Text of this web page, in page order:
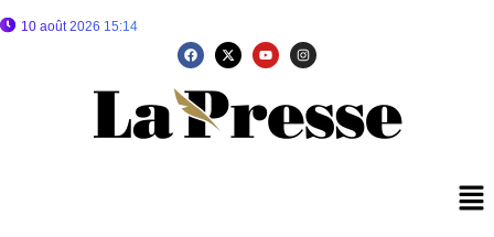
10 août 2026 15:14